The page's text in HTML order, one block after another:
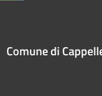
Comune di